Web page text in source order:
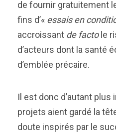
de fournir gratuitement
fins d’« essais en
accroissant de factole
d’acteurs dont la santé
d’emblée précaire.
Il est donc d’autant
projets aient gardé la
doute inspirés par le